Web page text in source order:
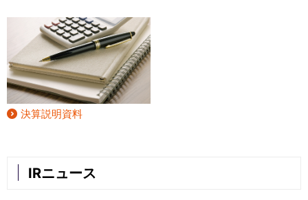
決算説明資料
IRニュース